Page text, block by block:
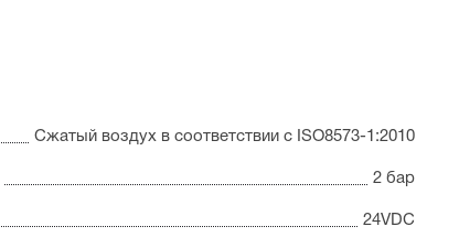
Сжатый воздух в соответствии с ISO8573-1:2010
2 бар
24VDC